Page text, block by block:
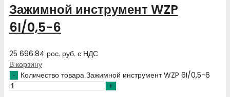
Зажимной инструмент WZP
6I/0,5-6
25 696.84 рос. руб. с НДС
В корзину
Количество товара Зажимной инструмент WZP 6I/0,5-6